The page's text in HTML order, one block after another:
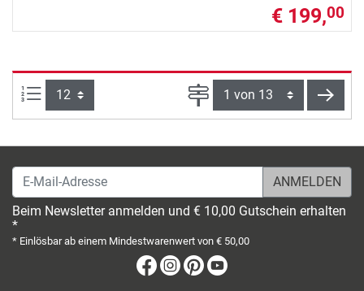
€ 199,00
Artikel pro Seite: Seite
E-Mail-Adresse
Beim Newsletter anmelden und € 10,00 Gutschein erhalten
*
* Einlösbar ab einem Mindestwarenwert von € 50,00
Facebook
Instagram
Pinterest